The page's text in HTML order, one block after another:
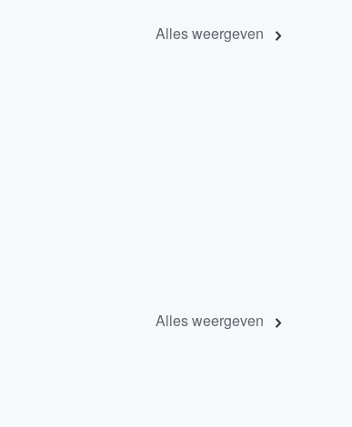
Alles weergeven
Alles weergeven